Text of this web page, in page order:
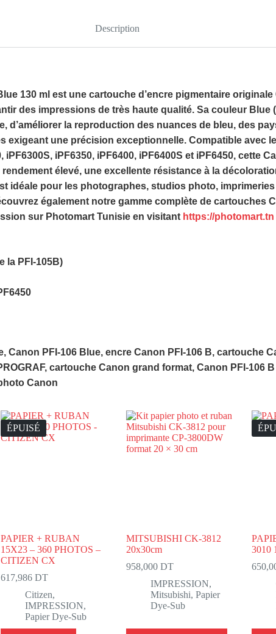
Description
130 ml est une cartouche d’encre pigmentaire
des impressions de très haute qualité. Sa couleur Blue
d’améliorer la reproduction des nuances de bleu, des
exigeant une précision exceptionnelle. Compatible avec
iPF6350, iPF6400, iPF6400S et iPF6450, cette
élevé, une excellente résistance à la
idéale pour les photographes, studios photo,
également notre gamme complète de cartouches
sur Photomart Tunisie en visitant https://photomart.tn
la PFI-105B)
Canon PFI-106 Blue, encre Canon PFI-106 B, cartouche
cartouche Canon grand format, Canon PFI-106
Canon
ÉPUISÉ
PAPIER + RUBAN
15X23 – 360 PHOTOS –
CITIZEN CX
617,986DT
Citizen,
IMPRESSION,
Papier Dye-Sub
MITSUBISHI CK-3812
20x30cm
958,000DT
IMPRESSION,
Mitsubishi,Papier
Dye-Sub
3010